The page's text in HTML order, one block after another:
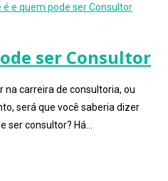
ser Consultor
carreira de consultoria, ou
será que você saberia dizer
ser consultor? Há…